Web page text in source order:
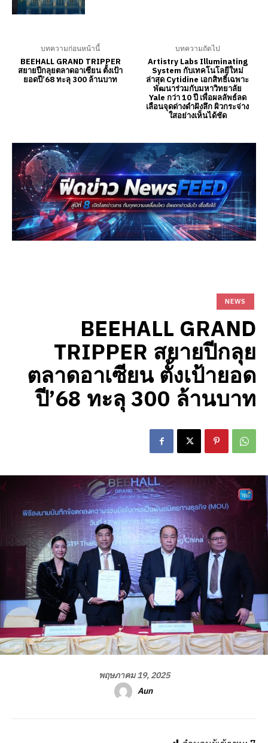
บทความก่อนหน้านี้
BEEHALL GRAND TRIPPER
สยายปีกลุยตลาดอาเซียน ตั้งเป้า
ยอดปี’68 ทะลุ 300 ล้านบาท
บทความถัดไป
Artistry Labs Illuminating
System กับเทคโนโลยีใหม่
ล่าสุด Cytidine เอกสิทธิ์เฉพาะ
พัฒนาร่วมกับมหาวิทยาลัย
Yale กว่า 10 ปี เพื่อผลลัพธ์ลด
เลือนจุดด่างดำฝังลึก ผิวกระจ่าง
ใสอย่างเห็นได้ชัด